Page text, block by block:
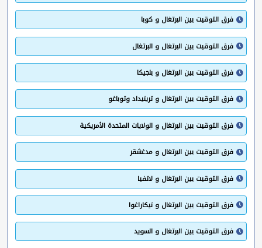
فرق التوقيت بين البرتغال و كوبا
فرق التوقيت بين البرتغال و البرتغال
فرق التوقيت بين البرتغال و بلجيكا
فرق التوقيت بين البرتغال و ترينيداد وتوباغو
فرق التوقيت بين البرتغال و الولايات المتحدة الأمريكية
فرق التوقيت بين البرتغال و مدغشقر
فرق التوقيت بين البرتغال و لاتفيا
فرق التوقيت بين البرتغال و نيكاراغوا
فرق التوقيت بين البرتغال و السويد